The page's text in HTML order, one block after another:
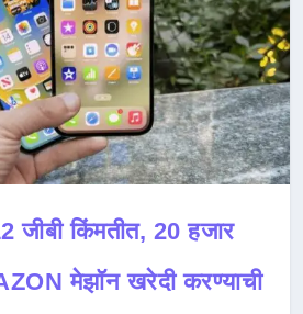
किंमतीत, 20 हजार
मेझॉन खरेदी करण्याची